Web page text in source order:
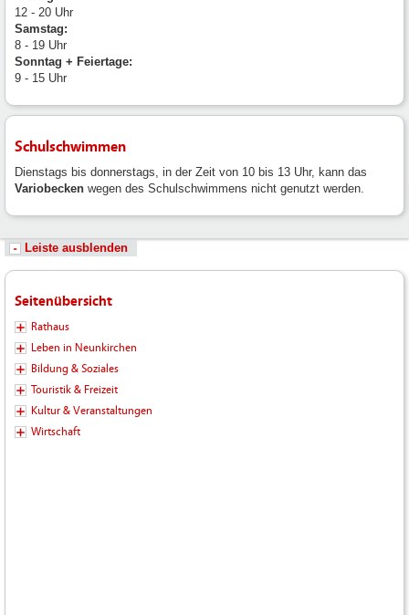
12 - 20 Uhr
Samstag:
8 - 19 Uhr
Sonntag + Feiertage:
9 - 15 Uhr
Schulschwimmen
Dienstags bis donnerstags, in der Zeit von 10 bis 13 Uhr, kann das
Variobecken wegen des Schulschwimmens nicht genutzt werden.
Leiste ausblenden
Seitenübersicht
Rathaus
Leben in Neunkirchen
Bildung & Soziales
Touristik & Freizeit
Kultur & Veranstaltungen
Wirtschaft